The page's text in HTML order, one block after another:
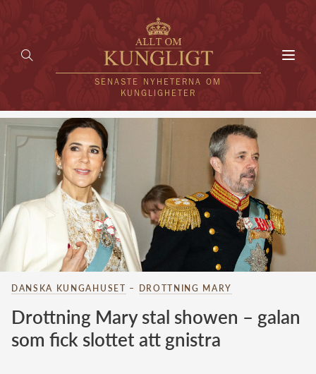
SENASTE NYHETERNA OM
KUNGLIGHETER
KUNGAFAMILJEN
UTLÄNDSKT
KÄNDISAR
VÄRLDENS KUNGAHUS
Svenska kungahuset
Brittiska kungahuset
Norska kungahuset
DANSKA KUNGAHUSET – DROTTNING MARY
Drottning Mary stal showen – galan
som fick slottet att gnistra